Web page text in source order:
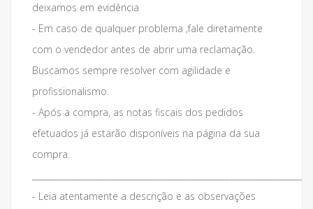
deixamos em evidência
- Em caso de qualquer problema ,fale diretamente
com o vendedor antes de abrir uma reclamação.
Buscamos sempre resolver com agilidade e
profissionalismo.
- Após a compra, as notas fiscais dos pedidos
efetuados já estarão disponíveis na página da sua
compra.
- Leia atentamente a descrição e as observações